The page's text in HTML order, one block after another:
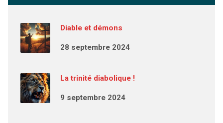
Diable et démons
28 septembre 2024
La trinité diabolique !
9 septembre 2024